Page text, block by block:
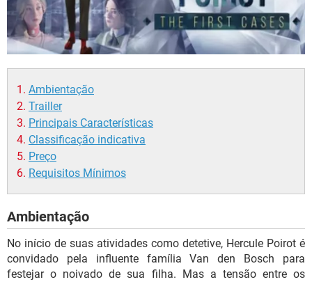
Ambientação
Trailler
Principais Características
Classificação indicativa
Preço
Requisitos Mínimos
Ambientação
No início de suas atividades como detetive, Hercule Poirot é
convidado pela influente família Van den Bosch para
festejar o noivado de sua filha. Mas a tensão entre os